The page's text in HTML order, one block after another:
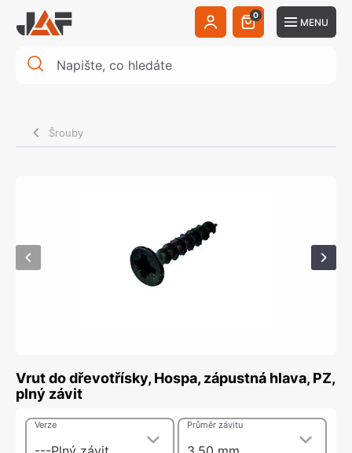
0
MENU
Šrouby
Vrut do dřevotřísky, Hospa, zápustná hlava, PZ,
plný závit
Verze Průměr závitu